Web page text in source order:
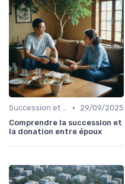
Succession et Transmission de Patrimoine •
29/09/2025
Comprendre la succession et
la donation entre époux